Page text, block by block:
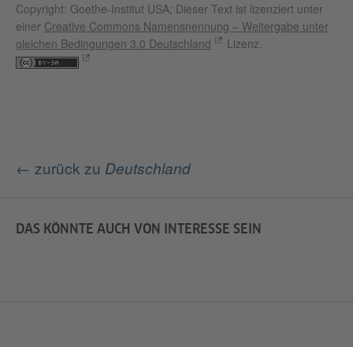
Copyright: Goethe-Institut USA; Dieser Text ist lizenziert unter
einer Creative Commons Namensnennung – Weitergabe unter
gleichen Bedingungen 3.0 Deutschland
Lizenz.
← zurück zu Deutschland
DAS KÖNNTE AUCH VON INTERESSE SEIN